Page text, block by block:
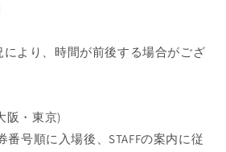
より、時間が前後する場合がござ
阪・東京)
番号順に入場後、STAFFの案内に従